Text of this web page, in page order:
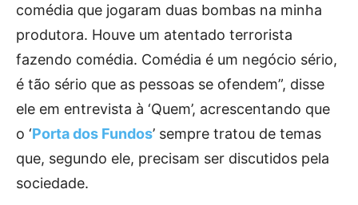
comédia que jogaram duas bombas na minha
produtora. Houve um atentado terrorista
fazendo comédia. Comédia é um negócio sério,
é tão sério que as pessoas se ofendem”, disse
ele em entrevista à ‘Quem’, acrescentando que
o ‘Porta dos Fundos’ sempre tratou de temas
que, segundo ele, precisam ser discutidos pela
sociedade.